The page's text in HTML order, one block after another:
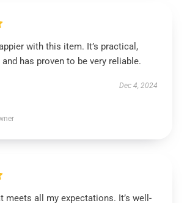
with this item. It’s practical,
has proven to be very reliable.
Dec 4, 2024
meets all my expectations. It’s well-